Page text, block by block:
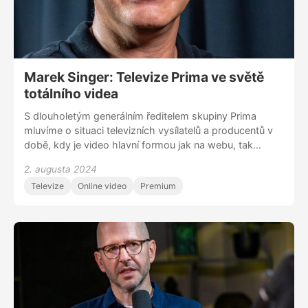
Marek Singer: Televize Prima ve světě
totálního videa
S dlouholetým generálním ředitelem skupiny Prima
mluvíme o situaci televizních vysílatelů a producentů v
době, kdy je video hlavní formou jak na webu, tak
adaptovaly klasické televize a kudy půjde vývoj dál? Na
jaké skupiny míří a jak si je získávají? Řeč je o letošní
nedávném kontaktu s Petrem Dvořákem, bývalým
dlouholetým šéfem ČT a předtím TV Nova.
2. augusta 2024
Televize Online video Premium